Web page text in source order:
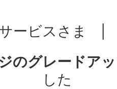
サービスさま |
のグレードア
した